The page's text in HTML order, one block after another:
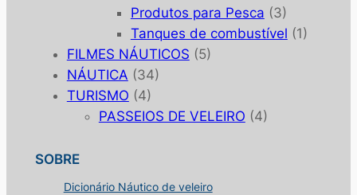
Produtos para Pesca (3)
Tanques de combustível (1)
FILMES NÁUTICOS (5)
NÁUTICA (34)
TURISMO (4)
PASSEIOS DE VELEIRO (4)
SOBRE
Dicionário Náutico de veleiro